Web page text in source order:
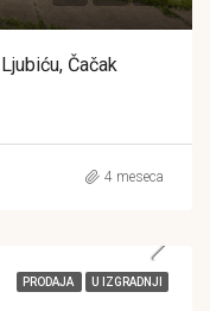
Čačak
4 meseca
PRODAJA U IZGRADNJI